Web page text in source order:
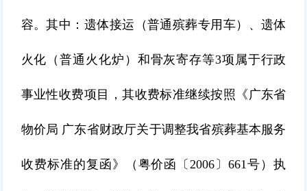
容。其中：遗体接运（普通殡葬专用车）、遗体
火化（普通火化炉）和骨灰寄存等3项属于行政
事业性收费项目，其收费标准继续按照《广东省
物价局 广东省财政厅关于调整我省殡葬基本服务
收费标准的复函》（粤价函〔2006〕661号）执